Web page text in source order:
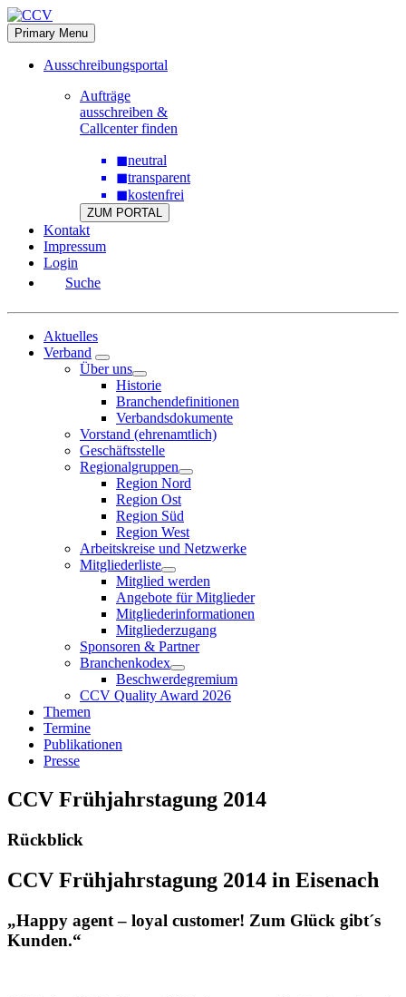
Skip
to
content
Primary Menu
Ausschreibungsportal
Aufträge
ausschreiben &
Callcenter finden
◼neutral
◼transparent
◼kostenfrei
ZUM PORTAL
Kontakt
Impressum
Login
Suche
Aktuelles
Verband
Über uns
Historie
Branchendefinitionen
Verbandsdokumente
Vorstand (ehrenamtlich)
Geschäftsstelle
Regionalgruppen
Region Nord
Region Ost
Region Süd
Region West
Arbeitskreise und Netzwerke
Mitgliederliste
Mitglied werden
Angebote für Mitglieder
Mitgliederinformationen
Mitgliederzugang
Sponsoren & Partner
Branchenkodex
Beschwerdegremium
CCV Quality Award 2026
Themen
Termine
Publikationen
Presse
CCV Frühjahrstagung 2014
Rückblick
CCV Frühjahrstagung 2014 in Eisenach
„Happy agent – loyal customer! Zum Glück gibt´s
Kunden.“